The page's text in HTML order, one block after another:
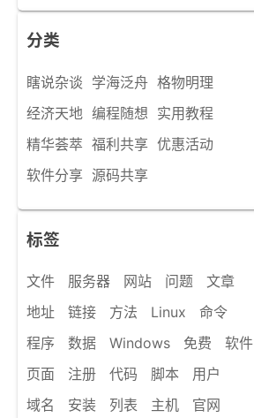
分类
瞎说杂谈 学海泛舟 格物明理
经济天地 编程随想 实用教程
精华荟萃 福利共享 优惠活动
软件分享 源码共享
标签
文件 服务器 网站 问题
文章
地址
链接 方法 Linux
命令
程序
数据 Windows 免费
软件
页面
注册 代码 脚本
用户
域名
安装 列表 主机
官网